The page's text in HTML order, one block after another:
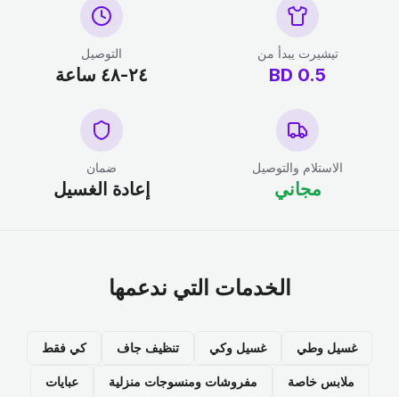
تيشيرت يبدأ من
0.5
BD
التوصيل
٢٤-٤٨ ساعة
الاستلام والتوصيل
مجاني
ضمان
إعادة الغسيل
الخدمات التي ندعمها
غسيل وطي غسيل وكي تنظيف جاف كي فقط
ملابس خاصة مفروشات ومنسوجات منزلية عبايات